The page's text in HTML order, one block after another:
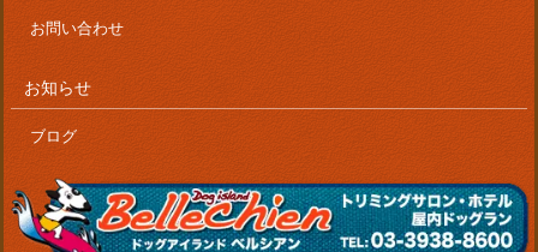
お問い合わせ
お知らせ
ブログ